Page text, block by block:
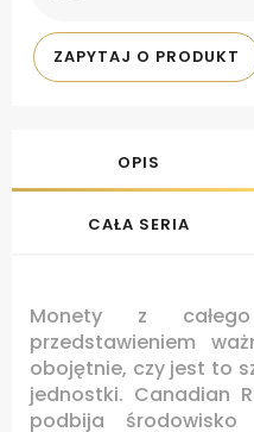
ZAPYTAJ O PRODUKT
OPIS
CAŁA SERIA
Monety z
przedstawieniem
obojętnie, czy jest to
jednostki. Canadian
podbija